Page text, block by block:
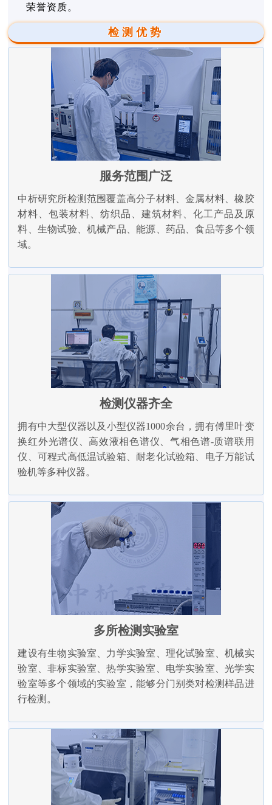
荣誉资质。
检测优势
服务范围广泛
中析研究所检测范围覆盖高分子材料、金属材料、橡胶
材料、包装材料、纺织品、建筑材料、化工产品及原
料、生物试验、机械产品、能源、药品、食品等多个领
域。
检测仪器齐全
拥有中大型仪器以及小型仪器1000余台，拥有傅里叶变
换红外光谱仪、高效液相色谱仪、气相色谱-质谱联用
仪、可程式高低温试验箱、耐老化试验箱、电子万能试
验机等多种仪器。
多所检测实验室
建设有生物实验室、力学实验室、理化试验室、机械实
验室、非标实验室、热学实验室、电学实验室、光学实
验室等多个领域的实验室，能够分门别类对检测样品进
行检测。